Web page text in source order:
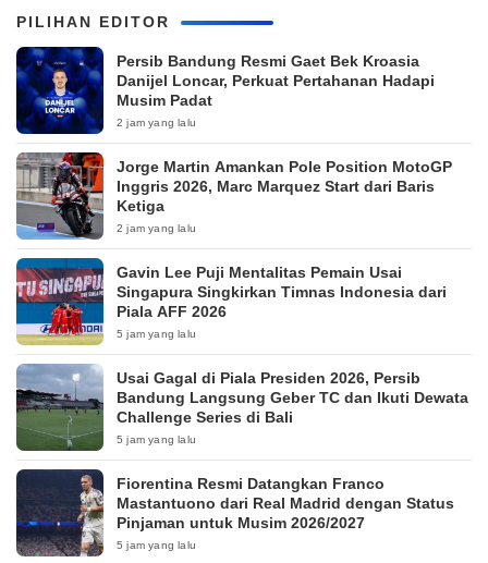
PILIHAN EDITOR
Persib Bandung Resmi Gaet Bek Kroasia
Danijel Loncar, Perkuat Pertahanan Hadapi
Musim Padat
2 jam yang lalu
Jorge Martin Amankan Pole Position MotoGP
Inggris 2026, Marc Marquez Start dari Baris
Ketiga
2 jam yang lalu
Gavin Lee Puji Mentalitas Pemain Usai
Singapura Singkirkan Timnas Indonesia dari
Piala AFF 2026
5 jam yang lalu
Usai Gagal di Piala Presiden 2026, Persib
Bandung Langsung Geber TC dan Ikuti Dewata
Challenge Series di Bali
5 jam yang lalu
Fiorentina Resmi Datangkan Franco
Mastantuono dari Real Madrid dengan Status
Pinjaman untuk Musim 2026/2027
5 jam yang lalu